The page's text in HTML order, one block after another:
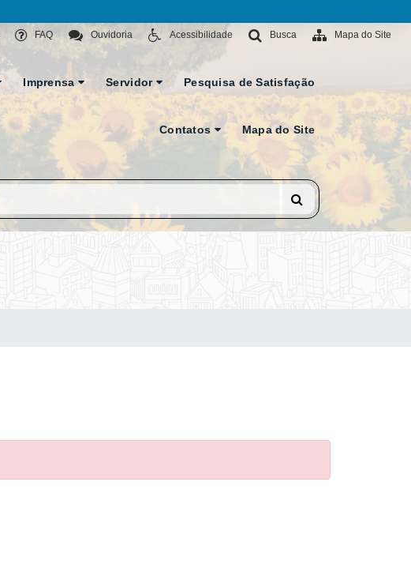
Mapa do Site
Busca
Acessibilidade
Ouvidoria
FAQ
Imprensa Servidor Pesquisa de Satisfação
Contatos Mapa do Site